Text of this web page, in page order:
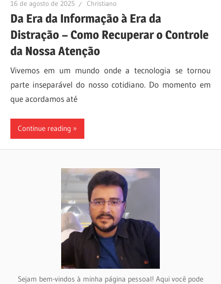
16 de agosto de 2025 Christiano
Da Era da Informação à Era da
Distração – Como Recuperar o Controle
da Nossa Atenção
Vivemos em um mundo onde a tecnologia se tornou
parte inseparável do nosso cotidiano. Do momento em
que acordamos até
Continue reading
Sejam bem-vindos à minha página pessoal! Aqui você pode